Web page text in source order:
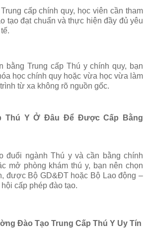
Trung cấp chính quy, học viên cần tham
tạo đạt chuẩn và thực hiện đầy đủ yêu
bằngTrung cấp Thú y chính quy, bạn
học chính quy hoặc vừa học vừa làm
từ xa không rõ nguồn gốc.
Thú Y Ở Đâu Để Được Cấp Bằng
đuổi ngành Thú y và cần bằng chính
mở phòng khám thú y, bạn nên chọn
được Bộ GD&ĐT hoặc Bộ Lao động –
cấp phép đào tạo.
Đào Tạo Trung Cấp Thú Y Uy Tín